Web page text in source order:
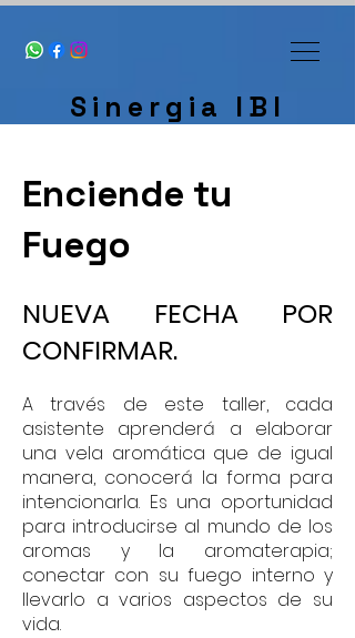
Sinergia IBI
Enciende tu
Fuego
NUEVA FECHA POR
CONFIRMAR.
A través de este taller, cada
asistente aprenderá a elaborar
una vela aromática que de igual
manera, conocerá la forma para
intencionarla. Es una oportunidad
para introducirse al mundo de los
aromas y la aromaterapia;
conectar con su fuego interno y
llevarlo a varios aspectos de su
vida.